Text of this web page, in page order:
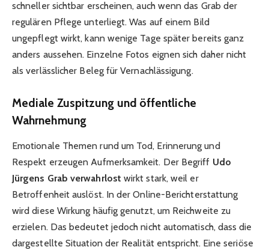
schneller sichtbar erscheinen, auch wenn das Grab der
regulären Pflege unterliegt. Was auf einem Bild
ungepflegt wirkt, kann wenige Tage später bereits ganz
anders aussehen. Einzelne Fotos eignen sich daher nicht
als verlässlicher Beleg für Vernachlässigung.
Mediale Zuspitzung und öffentliche
Wahrnehmung
Emotionale Themen rund um Tod, Erinnerung und
Respekt erzeugen Aufmerksamkeit. Der Begriff Udo
Jürgens Grab verwahrlost wirkt stark, weil er
Betroffenheit auslöst. In der Online-Berichterstattung
wird diese Wirkung häufig genutzt, um Reichweite zu
erzielen. Das bedeutet jedoch nicht automatisch, dass die
dargestellte Situation der Realität entspricht. Eine seriöse